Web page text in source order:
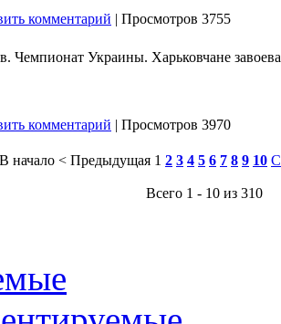
комментарий | Просмотров 3755
Чемпионат Украины. Харьковчане
комментарий | Просмотров 3970
начало < Предыдущая 1 2 3 4 5 6 7 8 9 10
Всего 1 - 10 из 310